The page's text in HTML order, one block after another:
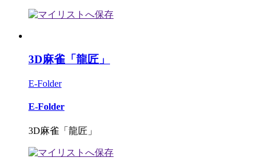
3D麻雀「龍匠」
E-Folder
E-Folder
3D麻雀「龍匠」